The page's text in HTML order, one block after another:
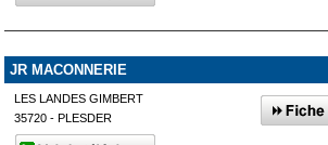
JR MACONNERIE
LES LANDES GIMBERT
35720 - PLESDER